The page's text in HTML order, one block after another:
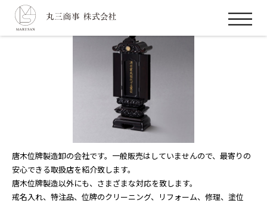
ホーム
お位牌
丸三商事の強み
会社案内
お問合せ
唐木位牌製造卸の会社です。一般販売はしていませんので、 最寄りの
安心できる取扱店を紹介致します。
唐木位牌製造以外にも、さまざまな対応を致します。
戒名入れ、特注品、位牌のクリーニング、リフォーム、修理、塗位